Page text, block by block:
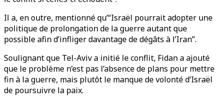
Il a, en outre, mentionné qu’“Israël pourrait adopter une
politique de prolongation de la guerre autant que
possible afin d’infliger davantage de dégâts à l’Iran”.
Soulignant que Tel-Aviv a initié le conflit, Fidan a ajouté
que le problème n’est pas l’absence de plans pour mettre
fin à la guerre, mais plutôt le manque de volonté d’Israël
de poursuivre la paix.